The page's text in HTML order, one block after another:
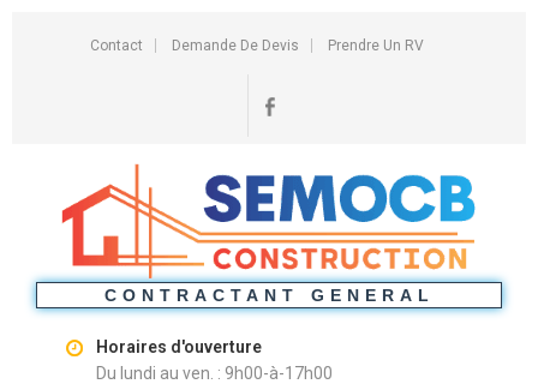
Contact Demande De Devis Prendre Un RV
CONTRACTANT GENERAL
Horaires d'ouverture
Du lundi au ven. : 9h00-à-17h00